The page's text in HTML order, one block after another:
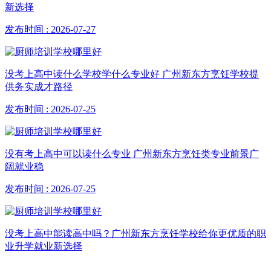
新选择
发布时间 : 2026-07-27
没考上高中读什么学校学什么专业好 广州新东方烹饪学校提
供务实成才路径
发布时间 : 2026-07-25
没有考上高中可以读什么专业 广州新东方烹饪类专业前景广
阔就业稳
发布时间 : 2026-07-25
没考上高中能读高中吗？广州新东方烹饪学校给你更优质的职
业升学就业新选择